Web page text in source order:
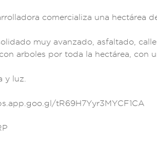
rolladora comercializa una hectárea
idado muy avanzado, asfaltado, ca
arboles por toda la hectárea, con
y luz.
l/tR69H7Yyr3MYCF1CA